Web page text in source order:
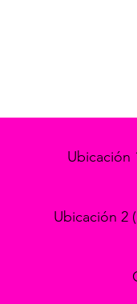
Ubicación
Ubicación 2